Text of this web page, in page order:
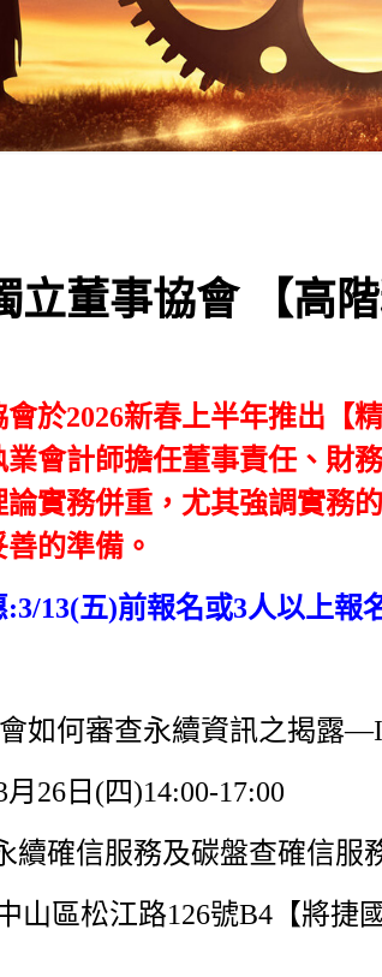
立董事協會 【高階
於2026新春上半年推出【
會計師擔任董事責任、財
實務併重，尤其強調實務
的準備。
13(五)前報名或3人以上報
如何審查永續資訊之揭露
26日(四)14:00-17:00
續確信服務及碳盤查確信服
山區松江路126號B4【將捷